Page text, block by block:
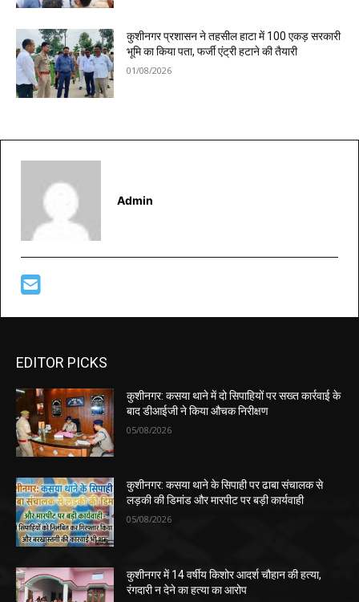
कुशीनगर प्रशासन ने तहसील हाटा में 100 एकड़ सरकारी
भूमि का किया पता, फर्जी एंट्री हटाने की तैयारी
01/08/2026
Admin
EDITOR PICKS
कुशीनगर: कसया थाने में दो सिपाहियों पर सख्त कार्रवाई के
बाद डीआईजी ने किया औचक निरीक्षण
05/08/2026
कुशीनगर: कसया थाने के सिपाही पर ढाबा संचालक से
लड़की की डिमांड और मारपीट पर बड़ी कार्यवाही
05/08/2026
कुशीनगर में 14 वर्षीय किशोर आदर्श चौहान की हत्या,
रंगदारी न देने का हत्या का आरोप